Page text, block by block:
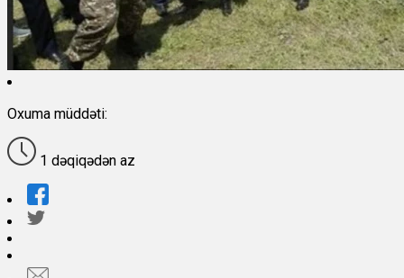
Oxuma müddəti:
1 dəqiqədən az